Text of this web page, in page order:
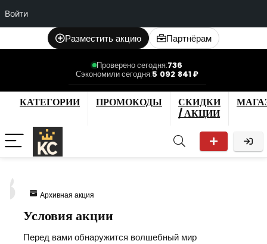
Войти
Разместить акцию Партнёрам
Проверено сегодня:736
Сэкономили сегодня:5 092 841 ₽
КАТЕГОРИИ ПРОМОКОДЫ
СКИДКИ
/ АКЦИИ
Архивная акция
Условия акции
Перед вами обнаружится волшебный мир